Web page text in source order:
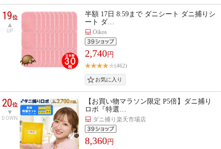
19位
UP
半額 17日 8:59まで ダニシート ダニ捕りシ
ート ダ…
Oikos
2,740円
(462)
20位
DOWN
【お買い物マラソン限定 P5倍】ダニ捕り
ロボ『特選…
ダニ捕り楽天市場店
8,360円